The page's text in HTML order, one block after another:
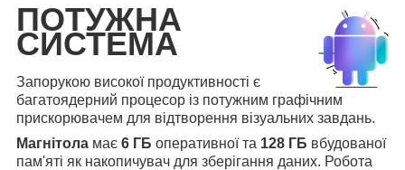
ПОТУЖНА
СИСТЕМА
Запорукою високої продуктивності є
багатоядерний процесор із потужним графічним
прискорювачем для відтворення візуальних завдань.
Магнітола має 6 ГБ оперативної та 128 ГБ вбудованої
пам'яті як накопичувач для зберігання даних. Робота